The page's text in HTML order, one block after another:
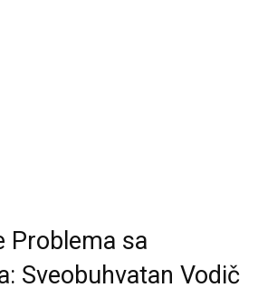
Problema sa
Sveobuhvatan Vodič